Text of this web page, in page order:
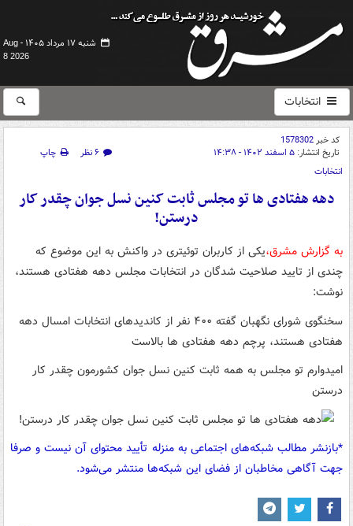
شنبه ۱۷ مرداد ۱۴۰۵ -
Aug
8 2026
انتخابات
کد خبر1578302
تاریخ انتشار: ۵ اسفند ۱۴۰۲ - ۱۴:۳۸ ۶ نظر
چاپ
انتخابات
دهه هفتادی ها تو مجلس ثابت کنین نسل جوان چقدر کار
درستن!
به گزارش مشرق،یکی از کاربران توئیتری در واکنش به این موضوع که
چندی از تایید صلاحیت شدگان در انتخابات مجلس دهه هفتادی هستند،
نوشت:
سخنگوی شورای نگهبان گفته ۴۰۰ نفر از کاندیدهای انتخابات امسال دهه
هفتادی هستند، پرچم دهه هفتادی ها بالاست
امیدوارم تو مجلس به همه ثابت کنین نسل جوان کشورمون چقدر کار
درستن
*بازنشر مطالب شبکه‌های اجتماعی به منزله تأیید محتوای آن نیست و صرفا
جهت آگاهی مخاطبان از فضای این شبکه‌ها منتشر می‌شود.